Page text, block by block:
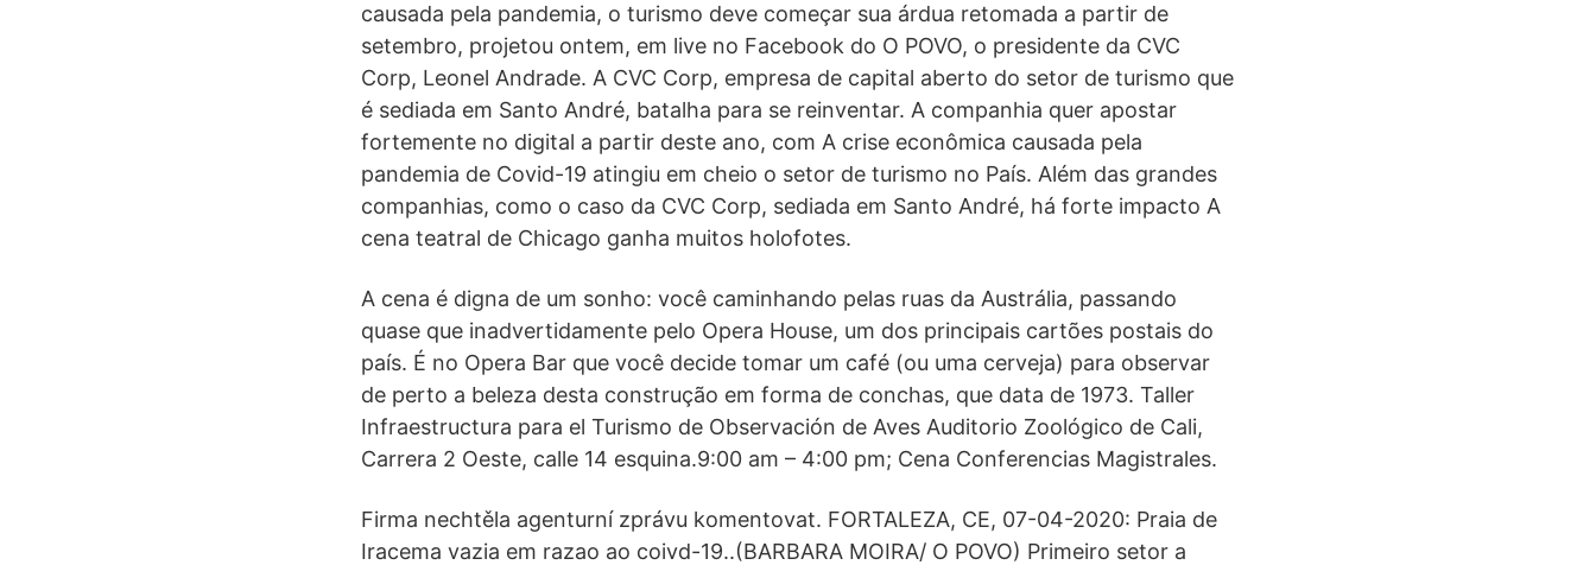
causada pela pandemia, o turismo deve começar sua árdua retomada a partir de
setembro, projetou ontem, em live no Facebook do O POVO, o presidente da CVC
Corp, Leonel Andrade. A CVC Corp, empresa de capital aberto do setor de turismo que
é sediada em Santo André, batalha para se reinventar. A companhia quer apostar
fortemente no digital a partir deste ano, com A crise econômica causada pela
pandemia de Covid-19 atingiu em cheio o setor de turismo no País. Além das grandes
companhias, como o caso da CVC Corp, sediada em Santo André, há forte impacto A
cena teatral de Chicago ganha muitos holofotes.
A cena é digna de um sonho: você caminhando pelas ruas da Austrália, passando
quase que inadvertidamente pelo Opera House, um dos principais cartões postais do
país. É no Opera Bar que você decide tomar um café (ou uma cerveja) para observar
de perto a beleza desta construção em forma de conchas, que data de 1973. Taller
Infraestructura para el Turismo de Observación de Aves Auditorio Zoológico de Cali,
Carrera 2 Oeste, calle 14 esquina.9:00 am – 4:00 pm; Cena Conferencias Magistrales.
Firma nechtěla agenturní zprávu komentovat. FORTALEZA, CE, 07-04-2020: Praia de
Iracema vazia em razao ao coivd-19..(BARBARA MOIRA/ O POVO) Primeiro setor a